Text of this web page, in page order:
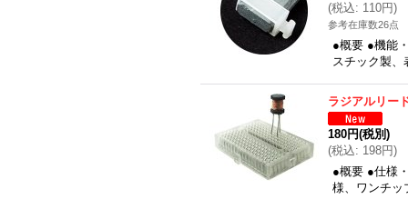
(税込: 110円)
参考在庫数26点
●概要 ●機能
スチック製
ラジアルリー
180円(税別)
(税込: 198円)
●概要 ●仕様
様、ワンチッ